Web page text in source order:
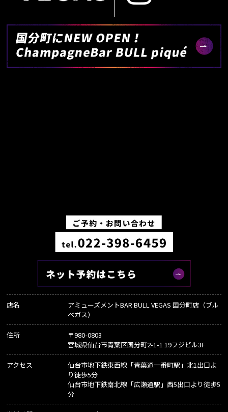
店名
アミューズメントBAR BULL VEGAS 国分町店（ブル
ベガス）
住所
〒980-0803
宮城県仙台市青葉区国分町2-1-1 19フジビル3F
アクセス
仙台市地下鉄東西線「青葉通一番町駅」北1出口よ
り徒歩5分
仙台市地下鉄南北線「広瀬通駅」西5出口より徒歩5
分